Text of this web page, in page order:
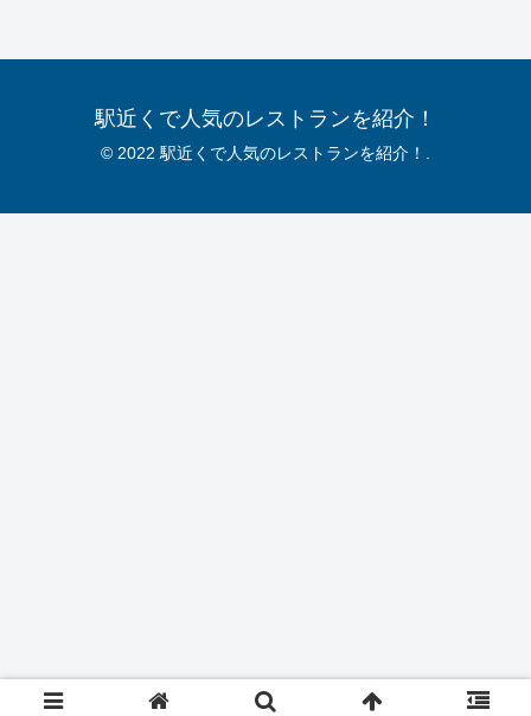
駅近くで人気のレストランを紹介！
© 2022 駅近くで人気のレストランを紹介！.